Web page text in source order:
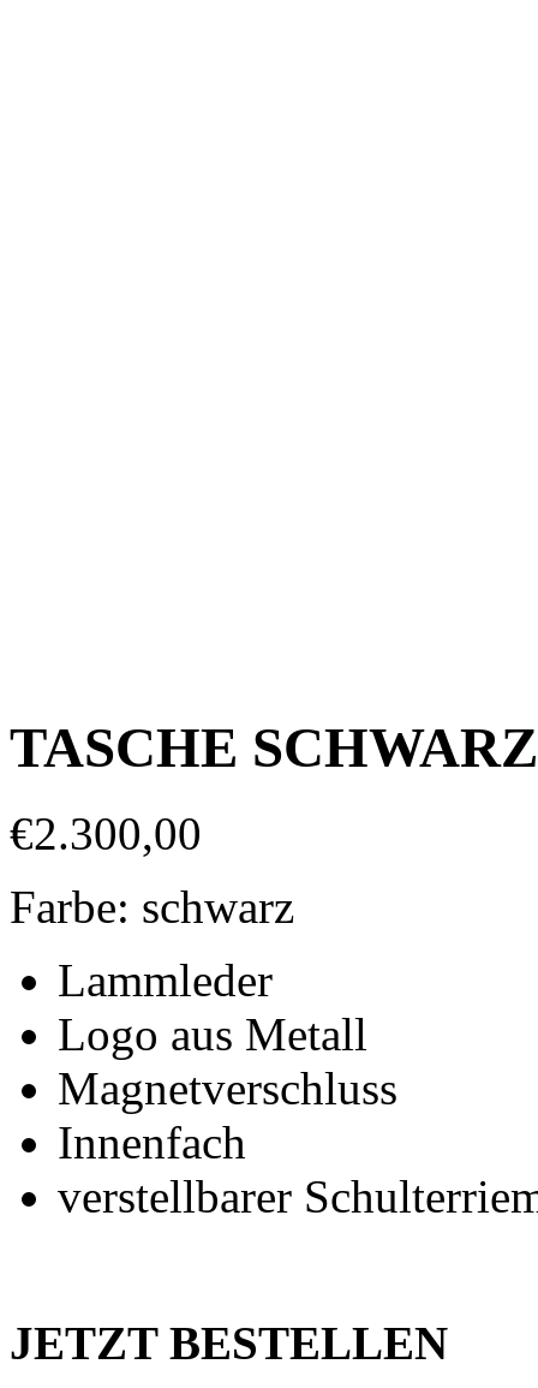
TASCHE
€2.300,00
Farbe: schwarz
Lammleder
Logo aus Metall
Magnetverschluss
Innenfach
verstellbarer
JETZT BESTELLEN